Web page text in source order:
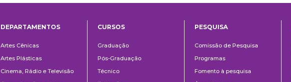
DEPARTAMENTOS
Artes Cênicas
Artes Plásticas
Cinema, Rádio e Televisão
CURSOS
Graduação
Pós-Graduação
Técnico
PESQUISA
Comissão de Pesquisa
Programas
Fomento à pesquisa